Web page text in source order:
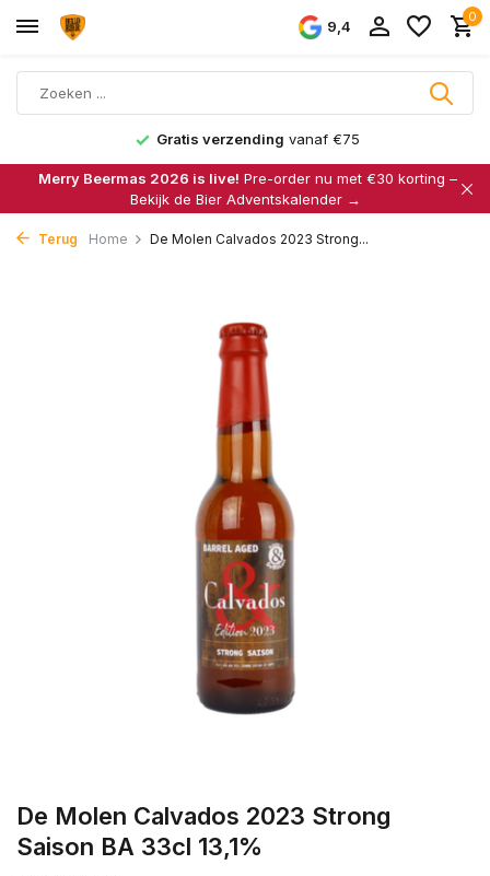
9,4
0
Gratis verzending vanaf €75
Merry Beermas 2026 is live! Pre-order nu met €30 korting –
Bekijk de Bier Adventskalender →
Terug Home De Molen Calvados 2023 Strong...
De Molen Calvados 2023 Strong
Saison BA 33cl 13,1%